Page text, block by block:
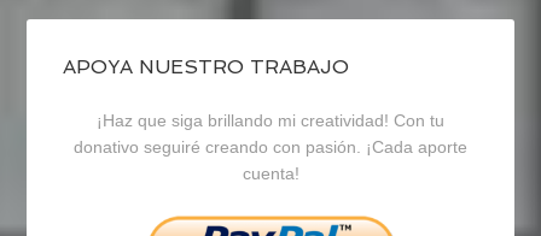
de
blogrecursosep
en
Facebook
de
recursosep
en
Twitter
de
recursosep
en
Instagram
APOYA NUESTRO TRABAJO
¡Haz que siga brillando mi creatividad! Con tu
donativo seguiré creando con pasión. ¡Cada aporte
cuenta!